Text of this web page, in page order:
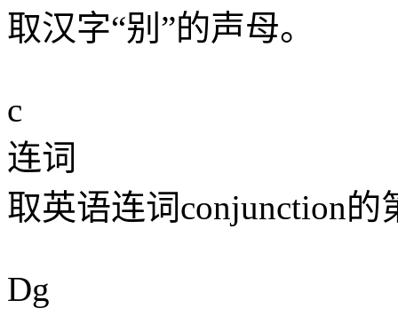
取汉字“别”的声母。
c
连词
取英语连词conjunction的
Dg